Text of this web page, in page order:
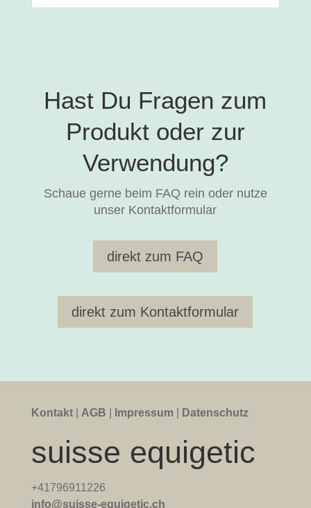
Hast Du Fragen zum
Produkt oder zur
Verwendung?
Schaue gerne beim FAQ rein oder nutze
unser Kontaktformular
direkt zum FAQ
direkt zum Kontaktformular
Kontakt| AGB Impressum Datenschutz
suisse equigetic
+41796911226
info@suisse-equigetic.ch